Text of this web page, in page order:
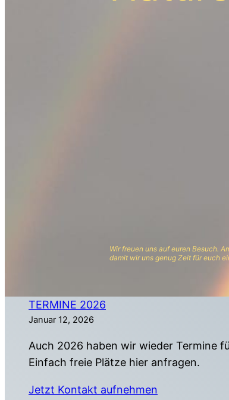
Wir freuen uns auf euren Besuch.
damit wir uns genug Zeit für euch
TERMINE 2026
Januar 12, 2026
Auch 2026 haben wir wieder Termine
Einfach freie Plätze hier anfragen.
Jetzt Kontakt aufnehmen